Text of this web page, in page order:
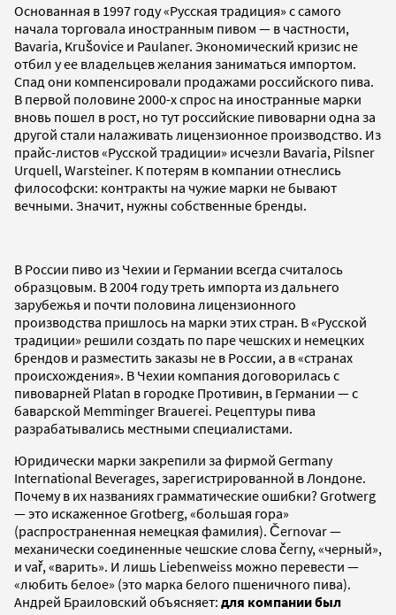
Основанная в 1997 году «Русская традиция» с самого
начала торговала иностранным пивом — в частности,
Bavaria, Krušovice и Paulaner. Экономический кризис не
отбил у ее владельцев желания заниматься импортом.
Спад они компенсировали продажами российского пива.
В первой половине 2000-х спрос на иностранные марки
вновь пошел в рост, но тут российские пивоварни одна за
другой стали налаживать лицензионное производство. Из
прайс-листов «Русской традиции» исчезли Bavaria, Pilsner
Urquell, Warsteiner. К потерям в компании отнеслись
философски: контракты на чужие марки не бывают
вечными. Значит, нужны собственные бренды.
В России пиво из Чехии и Германии всегда считалось
образцовым. В 2004 году треть импорта из дальнего
зарубежья и почти половина лицензионного
производства пришлось на марки этих стран. В «Русской
традиции» решили создать по паре чешских и немецких
брендов и разместить заказы не в России, а в «странах
происхождения». В Чехии компания договорилась с
пивоварней Platan в городке Противин, в Германии — с
баварской Memminger Brauerei. Рецептуры пива
разрабатывались местными специалистами.
Юридически марки закрепили за фирмой Germany
International Beverages, зарегистрированной в Лондоне.
Почему в их названиях грамматические ошибки? Grotwerg
— это искаженное Grotberg, «большая гора»
(распространенная немецкая фамилия). Černovar —
механически соединенные чешские слова černy, «черный»,
и vař, «варить». И лишь Liebenweiss можно перевести —
«любить белое» (это марка белого пшеничного пива).
Андрей Браиловский объясняет: для компании был